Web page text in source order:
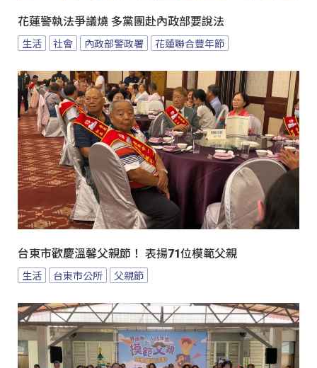
花蓮警執法爭議燒 多黨團赴內政部要說法
生活 社會 內政部警政署 花蓮聯合豐年節
台東市歡慶溫馨父親節！ 表揚71位模範父親
生活 台東市公所 父親節